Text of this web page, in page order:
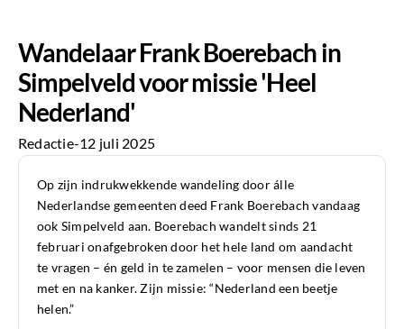
Wandelaar Frank Boerebach in
Simpelveld voor missie 'Heel
Nederland'
Redactie-12 juli 2025
Op zijn indrukwekkende wandeling door álle
Nederlandse gemeenten deed Frank Boerebach vandaag
ook Simpelveld aan. Boerebach wandelt sinds 21
februari onafgebroken door het hele land om aandacht
te vragen – én geld in te zamelen – voor mensen die leven
met en na kanker. Zijn missie: “Nederland een beetje
helen.”